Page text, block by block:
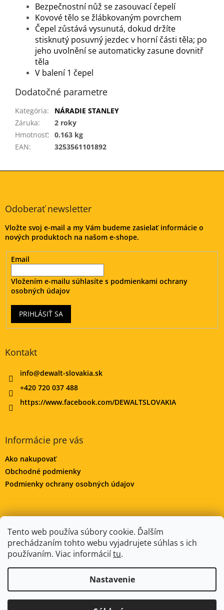
Tento web používa súbory cookie. Ďalším
prechádzaním tohto webu vyjadrujete súhlas s ich
používaním. Viac informáciítu.
Nastavenie
Bezpečnostní nůž se zasouvací čepelí
Kovové tělo se žlábkovaným povrchem
Čepel zůstává vysunutá, dokud držíte
stisknutý posuvný jezdec v horní části těla; po
jeho uvolnění se automaticky zasune dovnitř
těla
V balení 1 čepel
Dodatočné parametre
Kategória:
NÁRADIE STANLEY
Záruka:
2 roky
Hmotnosť: 0.163 kg
EAN: 3253561101892
Z
Odoberať newsletter
Vložte svoj e-mail a my Vám budeme zasielať informácie o
nových produktoch na našom e-shope.
Email
Vložením e-mailu súhlasíte s podmienkami ochrany
osobných údajov
PRIHLÁSIŤ SA
Kontakt
info@dewalt-slovakia.sk
+420 720 037 488
https://www.facebook.com/DEWALTSLOVAKIA
Informácie pre vás
Ako nakupovať
Obchodné podmienky
Podmienky ochrany osobných údajov
Copyright 2026DeWALT-SLOVAKIA.SK. Všetky práva